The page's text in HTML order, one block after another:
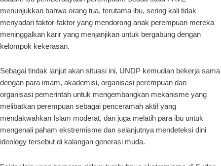
menunjukkan bahwa orang tua, terutama ibu, sering kali tidak
menyadari faktor-faktor yang mendorong anak perempuan mereka
meninggalkan karir yang menjanjikan untuk bergabung dengan
kelompok kekerasan.
Sebagai tindak lanjut akan situasi ini, UNDP kemudian bekerja sama
dengan para imam, akademisi, organisasi perempuan dan
organisasi pemerintah untuk mengembangkan mekanisme yang
melibatkan perempuan sebagai penceramah aktif yang
mendakwahkan Islam moderat, dan juga melatih para ibu untuk
mengenali paham ekstremisme dan selanjutnya mendeteksi dini
ideology tersebut di kalangan generasi muda.